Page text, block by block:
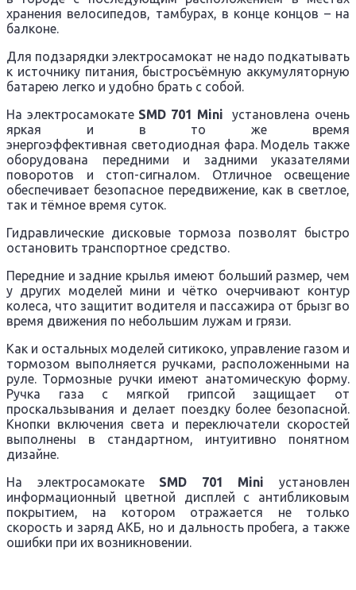
хранения велосипедов, тамбурах, в конце концов – на
балконе.
Для подзарядки электросамокат не надо подкатывать
к источнику питания, быстросъёмную аккумуляторную
батарею легко и удобно брать с собой.
На электросамокате SMD 701 Mini установлена очень
яркая и в то же время
энергоэффективная светодиодная фара. Модель также
оборудована передними и задними указателями
поворотов и стоп-сигналом. Отличное освещение
обеспечивает безопасное передвижение, как в светлое,
так и тёмное время суток.
Гидравлические дисковые тормоза позволят быстро
остановить транспортное средство.
Передние и задние крылья имеют больший размер, чем
у других моделей мини и чётко очерчивают контур
колеса, что защитит водителя и пассажира от брызг во
время движения по небольшим лужам и грязи.
Как и остальных моделей ситикоко, управление газом и
тормозом выполняется ручками, расположенными на
руле. Тормозные ручки имеют анатомическую форму.
Ручка газа с мягкой грипсой защищает от
проскальзывания и делает поездку более безопасной.
Кнопки включения света и переключатели скоростей
выполнены в стандартном, интуитивно понятном
дизайне.
На электросамокате
SMD 701 Mini установлен
информационный цветной дисплей с антибликовым
покрытием, на котором отражается не только
скорость и заряд АКБ, но и дальность пробега, а также
ошибки при их возникновении.